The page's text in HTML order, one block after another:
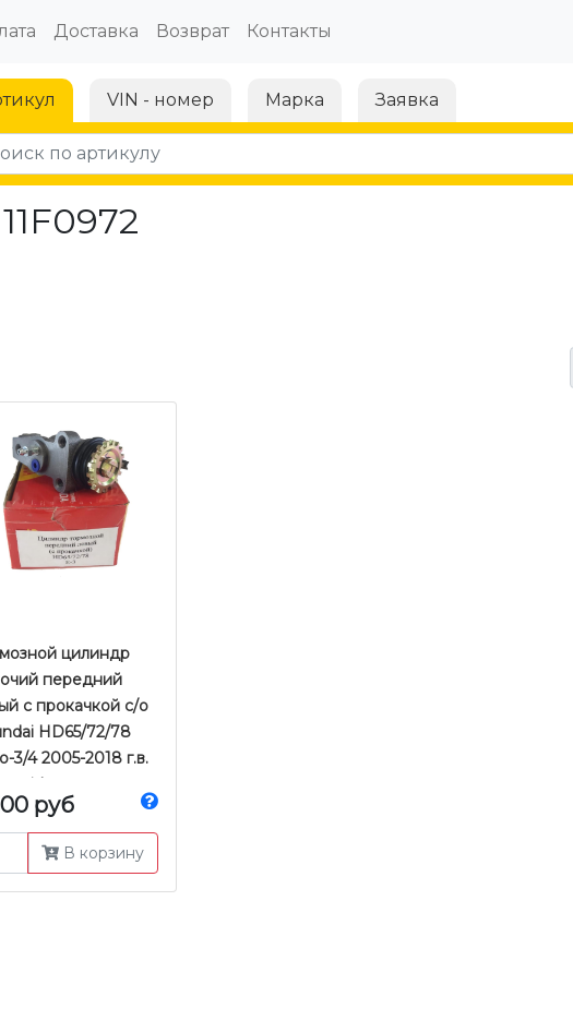
Доставка Возврат Контакты
VIN - номер Марка Заявка
цилиндр
передний
с прокачкой с/о
HD65/72/78
3/4 2005-2018 г.в.
руб
В корзину